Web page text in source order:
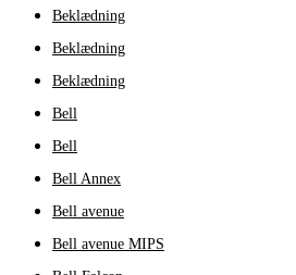
Beklædning
Beklædning
Beklædning
Bell
Bell
Bell Annex
Bell avenue
Bell avenue MIPS